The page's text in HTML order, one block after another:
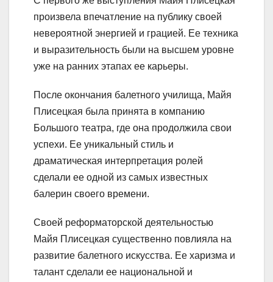
произвела впечатление на публику своей
невероятной энергией и грацией. Ее техника
и выразительность были на высшем уровне
уже на ранних этапах ее карьеры.
После окончания балетного училища, Майя
Плисецкая была принята в компанию
Большого театра, где она продолжила свои
успехи. Ее уникальный стиль и
драматическая интерпретация ролей
сделали ее одной из самых известных
балерин своего времени.
Своей реформаторской деятельностью
Майя Плисецкая существенно повлияла на
развитие балетного искусства. Ее харизма и
талант сделали ее национальной и